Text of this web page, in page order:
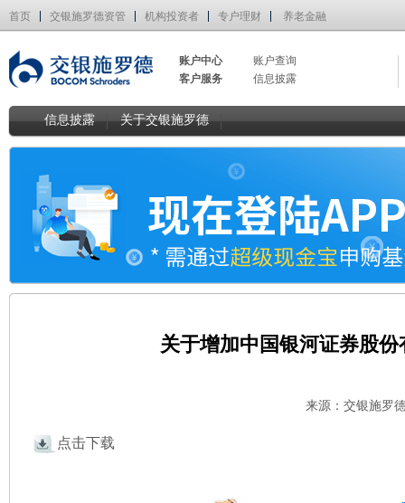
首页 交银施罗德资管 机构投资者 专户理财 养老金融
账户中心
账户查询
客户服务
信息披露
信息披露 关于交银施罗德
关于增加中国银河证券股
来源：交银施罗
点击下载